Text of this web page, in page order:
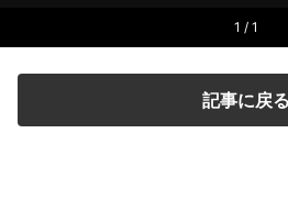
1 / 1
記事に戻る